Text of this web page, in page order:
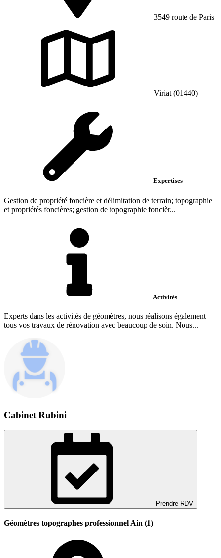
3549 route de Paris
Viriat (01440)
Expertises
Gestion de propriété foncière et délimitation de terrain; topographie
et propriétés foncières; gestion de topographie foncièr...
Activités
Experts dans les activités de géomètres, nous réalisons également
tous vos travaux de rénovation avec beaucoup de soin. Nous...
Cabinet Rubini
Prendre RDV
Géomètres topographes professionnel Ain (1)